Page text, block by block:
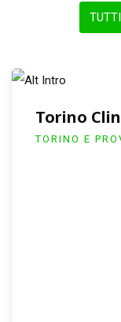
TUTTI
Torino
TORINO E